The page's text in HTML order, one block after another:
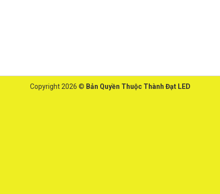
Copyright 2026 © Bản Quyền Thuộc Thành Đạt LED